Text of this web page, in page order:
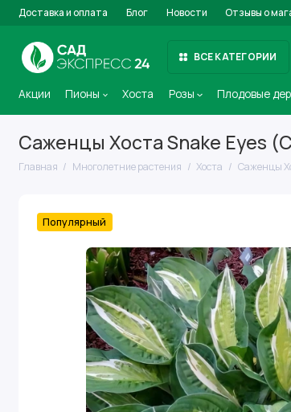
Доставка и оплата Блог Новости Отзывы о
ВСЕ КАТЕГОРИИ
Акции Пионы Хоста Розы Плодовые
Саженцы Хоста Snake Eyes
Главная Многолетние растения Хоста Саженцы
Популярный